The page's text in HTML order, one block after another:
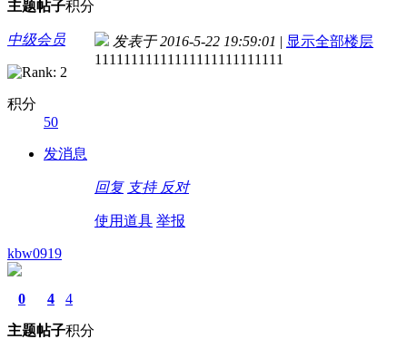
主题帖子积分
中级会员
积分
50
发消息
发表于 2016-5-22 19:59:01 | 显示全部楼层
11111111111111111111111111
回复 支持 反对
使用道具 举报
kbw0919
0
主题
4
帖子
4
积分